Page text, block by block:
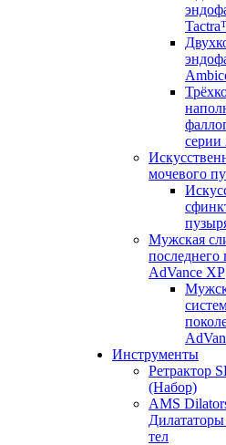
мочевого
Мужская
последнего
AdVance XP
Инструменты
Ретрактор
(Набор)
AMS
тел